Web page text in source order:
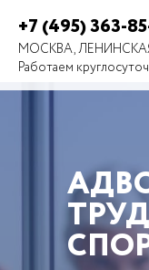
+7 (495) 363-
МОСКВА,
Работаем